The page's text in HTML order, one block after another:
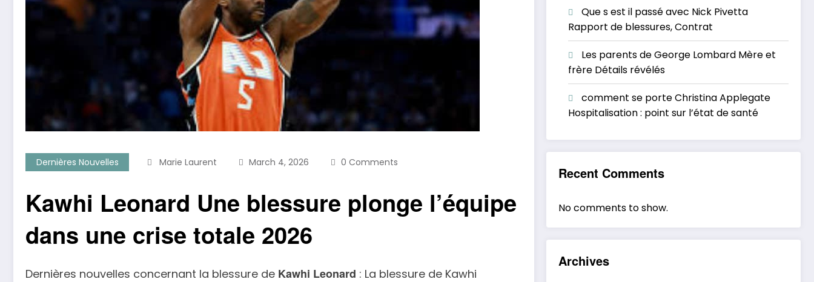
Dernières Nouvelles Marie Laurent March 4, 2026 0 Comments
Kawhi Leonard Une blessure plonge l’équipe
dans une crise totale 2026
Dernières nouvelles concernant la blessure de Kawhi Leonard : La blessure de Kawhi
Que s est il passé avec Nick Pivetta
Rapport de blessures, Contrat
Les parents de George Lombard Mère et
frère Détails révélés
comment se porte Christina Applegate
Hospitalisation : point sur l’état de santé
Recent Comments
No comments to show.
Archives